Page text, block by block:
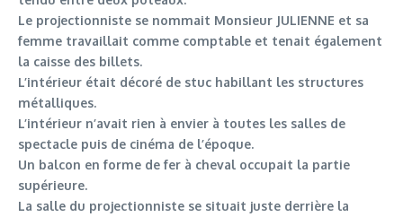
Le projectionniste se nommait Monsieur JULIENNE et sa
femme travaillait comme comptable et tenait également
la caisse des billets.
L’intérieur était décoré de stuc habillant les structures
métalliques.
L’intérieur n’avait rien à envier à toutes les salles de
spectacle puis de cinéma de l’époque.
Un balcon en forme de fer à cheval occupait la partie
supérieure.
La salle du projectionniste se situait juste derrière la